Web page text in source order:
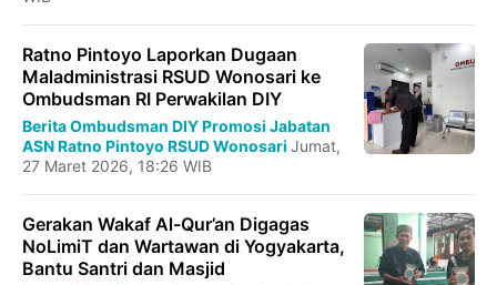
Ratno Pintoyo Laporkan Dugaan
Maladministrasi RSUD Wonosari ke
Ombudsman RI Perwakilan DIY
BeritaOmbudsman DIYPromosi Jabatan
ASNRatno Pintoyo RSUD Wonosari Jumat,
27 Maret 2026, 18:26 WIB
Gerakan Wakaf Al-Qur’an Digagas
NoLimiT dan Wartawan di Yogyakarta,
Bantu Santri dan Masjid